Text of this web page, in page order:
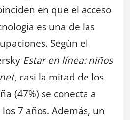
en que el acceso
es una de las
Según el
Estar en línea: niños
, casi la mitad de los
(47%) se conecta a
7 años. Además, un